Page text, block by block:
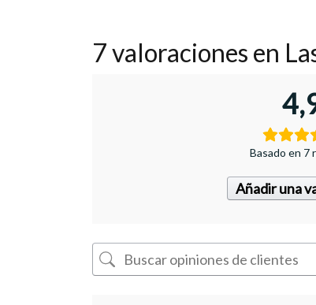
7 valoraciones en
Basado en 7
Añadir una